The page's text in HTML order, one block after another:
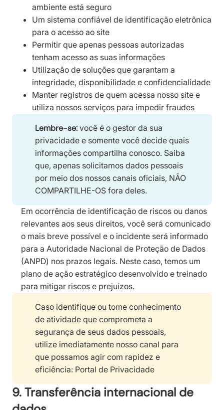
ambiente está seguro
Um sistema confiável de identificação eletrônica
para o acesso ao site
Permitir que apenas pessoas autorizadas
tenham acesso as suas informações
Utilização de soluções que garantam a
integridade, disponibilidade e confidencialidade
Manter registros de quem acessa nosso site e
utiliza nossos serviços para impedir fraudes
Lembre-se: você é o gestor da sua
privacidade e somente você decide quais
informações compartilha conosco. Saiba
que, apenas solicitamos dados pessoais
por meio dos nossos canais oficiais, NÃO
COMPARTILHE-OS fora deles.
Em ocorrência de identificação de riscos ou danos
relevantes aos seus direitos, você será comunicado
o mais breve possível e o incidente será informado
para a Autoridade Nacional de Proteção de Dados
(ANPD) nos prazos legais. Neste caso, temos um
plano de ação estratégico desenvolvido e treinado
para mitigar riscos e prejuízos.
Caso identifique ou tome conhecimento
de atividade que comprometa a
segurança de seus dados pessoais,
utilize imediatamente nosso canal para
que possamos agir com rapidez e
eficiência: Portal de Privacidade
9. Transferência internacional de